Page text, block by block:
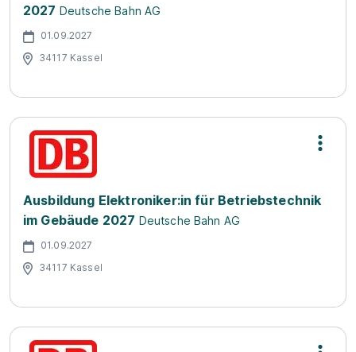
2027 Deutsche Bahn AG
01.09.2027
34117 Kassel
Ausbildung Elektroniker:in für Betriebstechnik
im Gebäude 2027 Deutsche Bahn AG
01.09.2027
34117 Kassel